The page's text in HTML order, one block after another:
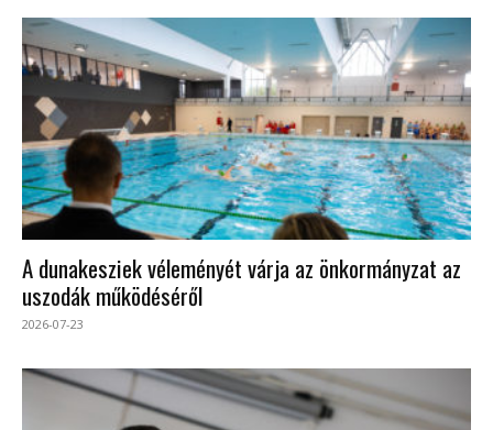
A dunakesziek véleményét várja az önkormányzat az
uszodák működéséről
2026-07-23